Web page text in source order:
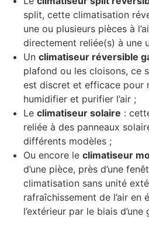
split, cette climatisation
une ou plusieurs pièces à
directement reliée(s) à une
Un climatiseur réversible
plafond ou les cloisons, ce
est discret et efficace pour
humidifier et purifier l’air ;
Le climatiseur solaire :
reliée à des panneaux
différents modèles ;
Ou encore le climatiseur
d’une pièce, près d’une
climatisation sans unité
rafraîchissement de l’air en
l’extérieur par le biais d’une